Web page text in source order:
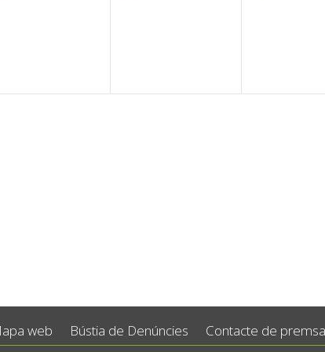
web Bústia de Denúncies Contacte de